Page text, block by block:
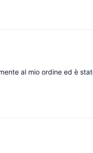
al mio ordine ed è